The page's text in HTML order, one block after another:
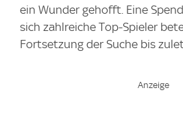
ein Wunder gehofft. Eine
sich zahlreiche Top-Spieler
Fortsetzung der Suche bis